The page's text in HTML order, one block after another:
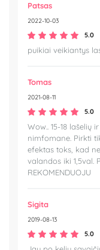
Patsas
2022-10-03
5.0
puikiai veikiantys
Tomas
2021-08-11
5.0
Wow.. 15-18
nimfomane. Pirkti
efektas toks, kad
valandos iki 1,5val.
REKOMENDUOJU
Sigita
2019-08-13
5.0